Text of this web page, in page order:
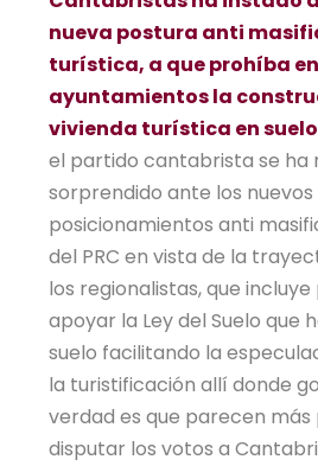
nueva postura anti
turística, a que prohíba
ayuntamientos la
vivienda turística en
el partido cantabrista se ha
sorprendido ante los nuevos
posicionamientos anti
del PRC en vista de la
los regionalistas, que
apoyar la Ley del Suelo que
suelo facilitando la
la turistificación allí donde
verdad es que parecen
disputar los votos a